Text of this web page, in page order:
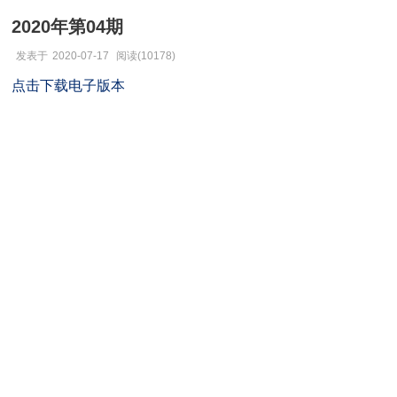
2020年第04期
发表于 2020-07-17 阅读(10178)
点击下载电子版本